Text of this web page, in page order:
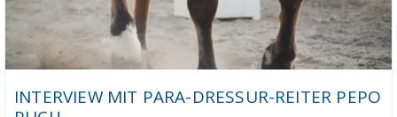
INTERVIEW MIT PARA-DRESSUR-REITER PEPO